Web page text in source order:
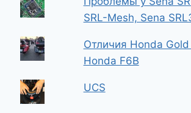
SRL-Mesh, Sena
Отличия Honda Gold
Honda F6B
UCS